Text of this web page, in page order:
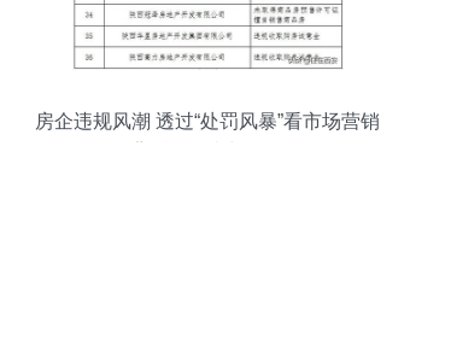
房企违规风潮 透过“处罚风暴”看市场营销